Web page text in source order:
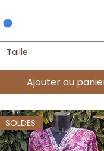
Taille
Ajouter au
SOLDES